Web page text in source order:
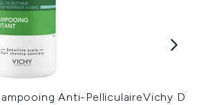
Anti-PelliculaireVichy